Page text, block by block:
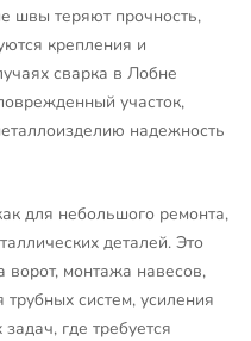
швы теряют прочность,
крепления и
сварка в Лобне
участок,
надежность
для небольшого ремонта,
деталей. Это
ворот, монтажа навесов,
трубных систем, усиления
где требуется